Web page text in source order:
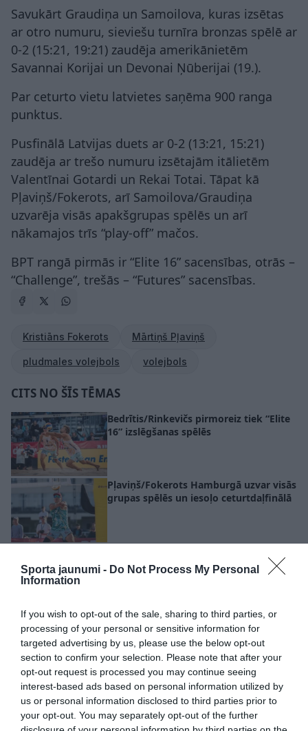
Sporta jaunumi - Do Not Process My Personal
Information
If you wish to opt-out of the sale, sharing to third parties, or
processing of your personal or sensitive information for
targeted advertising by us, please use the below opt-out
section to confirm your selection. Please note that after your
opt-out request is processed you may continue seeing
interest-based ads based on personal information utilized by
us or personal information disclosed to third parties prior to
your opt-out. You may separately opt-out of the further
Savukārt Graudiņa un Samoilova, kuras izsētas
ar otro numuru, sieviešu turnīra bronzas spēlē ar
0-2 (15:21, 19:21) zaudēja amerikānietēm
Savannai Korijai un Devonai Ņūberijai (19.).
Par ceturto vietu latvietes saņēma 900 ranga
punktus.
Pusfinālā Latvijas duets ar 0-2 (13:21, 15:21)
zaudēja ar trešo numuru izsētajām itālietēm
Valentīnai Gotardi un Rekai Totai. Tāpat kā
Pļaviņš/Fokerots, arī Samoilova/Graudiņa
uzvarēja visās apakšgrupas spēlēs un arī
nākamajos trīs “play-off” mačos.
BPT rangā pirmās ir “Elite 16” sacensības, otrās –
“Challenge”, trešās – “Futures” sacensības.
Kristiāns Fokerots Mārtiņš Pļaviņš
pludmales volejbols volejbols
CITS NO ŠĪS TĒMAS
Bedrītis/Rinkevičs pirmoreiz tiek “Elite
16” izslēgšanas spēlēs
Pļaviņš/Fokerots Hamburgā uzvar visās
grupas spēlēs un iesoļo ceturtdaļfinālā
sasniegšanas vēl tā spēlēt?” Latvieši
noliec galvu Pļaviņa priekšā pēc